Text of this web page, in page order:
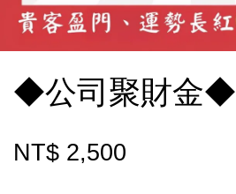
◆公司聚財金◆
NT$ 2,500